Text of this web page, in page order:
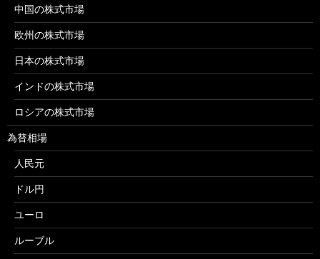
中国の株式市場
欧州の株式市場
日本の株式市場
インドの株式市場
ロシアの株式市場
為替相場
人民元
ドル円
ユーロ
ルーブル